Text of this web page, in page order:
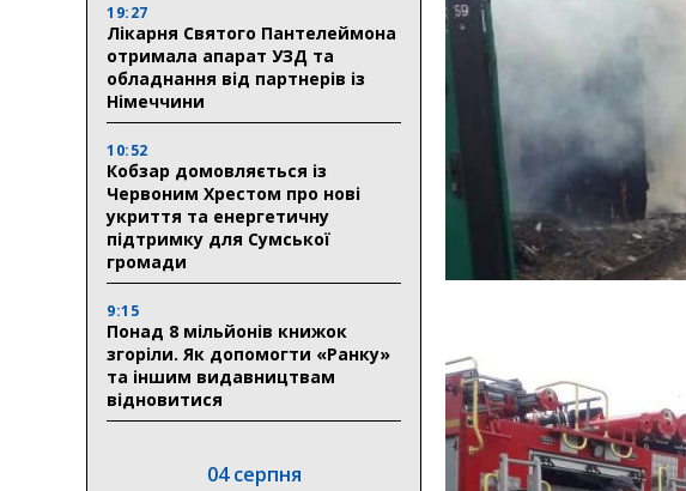
19:27
Лікарня Святого Пантелеймона
отримала апарат УЗД та
обладнання від партнерів із
Німеччини
10:52
Кобзар домовляється із
Червоним Хрестом про нові
укриття та енергетичну
підтримку для Сумської
громади
9:15
Понад 8 мільйонів книжок
згоріли. Як допомогти «Ранку»
та іншим видавництвам
відновитися
04 серпня